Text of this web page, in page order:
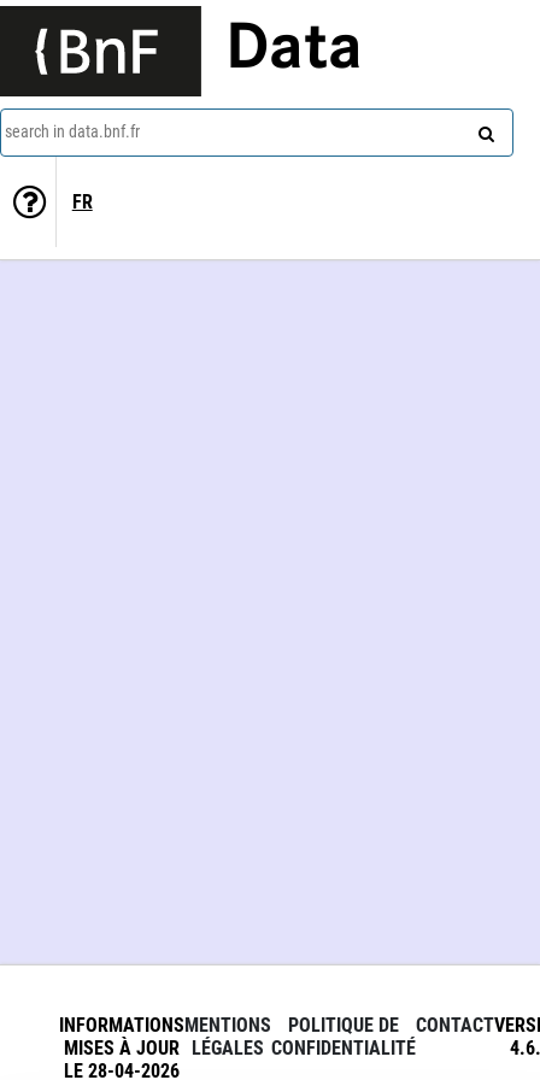
Data
search in data.bnf.fr
FR
INFORMATIONS
MISES À JOUR
LE 28-04-2026
MENTIONS
LÉGALES
POLITIQUE DE
CONFIDENTIALITÉ
CONTACT